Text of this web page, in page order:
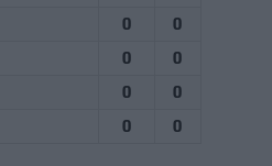
0
0
0
0
0
0
0 0